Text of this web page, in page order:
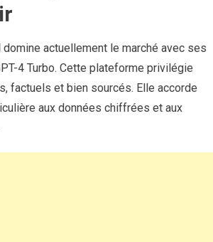
domine actuellement le marché avec ses
4 Turbo. Cette plateforme privilégie
factuels et bien sourcés. Elle accorde
aux données chiffrées et aux